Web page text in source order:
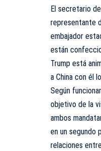
El secretario
representante
embajador
están
Trump está
a China con él
Según
objetivo de la
ambos
en un segundo
relaciones